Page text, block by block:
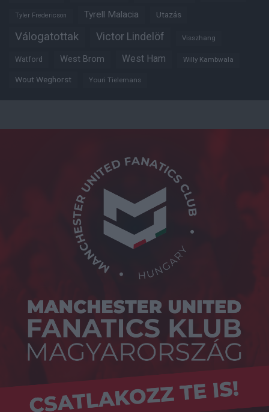
Tyler Fredericson Tyrell Malacia Utazás
Válogatottak Victor Lindelöf Visszhang
Watford West Brom West Ham Willy Kambwala
Wout Weghorst Youri Tielemans